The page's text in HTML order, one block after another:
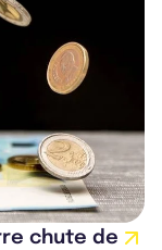
chute de